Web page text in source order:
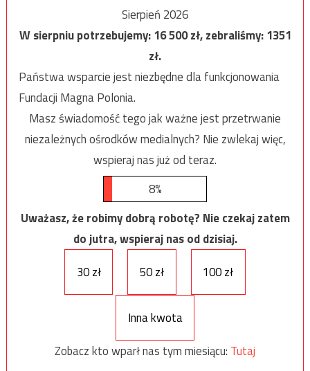
Sierpień 2026
W sierpniu potrzebujemy:16 500zł, zebraliśmy:1351
zł.
Państwa wsparcie jest niezbędne dla funkcjonowania
Fundacji Magna Polonia.
Masz świadomość tego jak ważne jest przetrwanie
niezależnych ośrodków medialnych? Nie zwlekaj więc,
wspieraj nas już od teraz.
8%
Uważasz, że robimy dobrą robotę? Nie czekaj zatem
do jutra, wspieraj nas od dzisiaj.
30 zł
50 zł 100 zł
Inna kwota
Zobacz kto wparł nas tym miesiącu: Tutaj